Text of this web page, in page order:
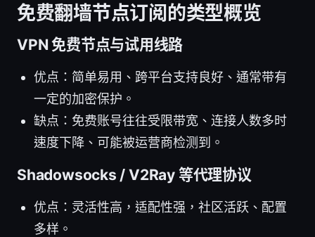
免费翻墙节点订阅的类型概览
VPN 免费节点与试用线路
优点：简单易用、跨平台支持良好、通常带有
一定的加密保护。
缺点：免费账号往往受限带宽、连接人数多时
速度下降、可能被运营商检测到。
Shadowsocks / V2Ray 等代理协议
优点：灵活性高，适配性强，社区活跃、配置
多样。